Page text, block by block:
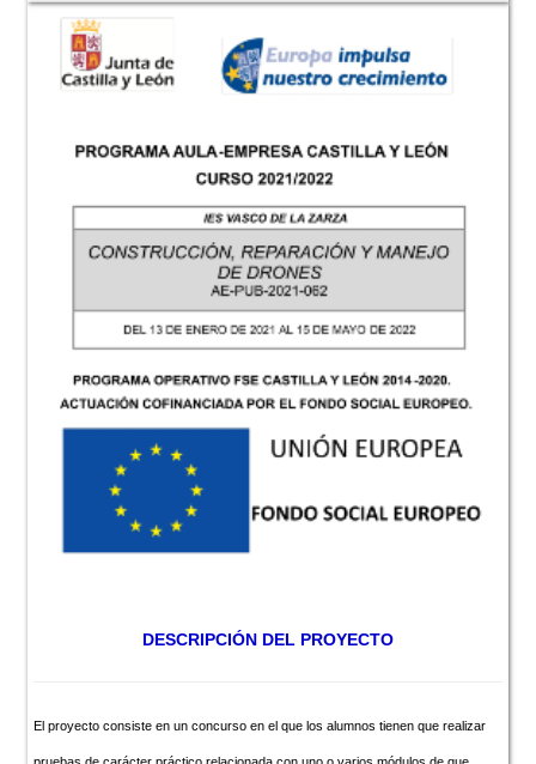
DESCRIPCIÓN DEL PROYECTO
El proyecto consiste en un concurso en el que los alumnos tienen que realizar